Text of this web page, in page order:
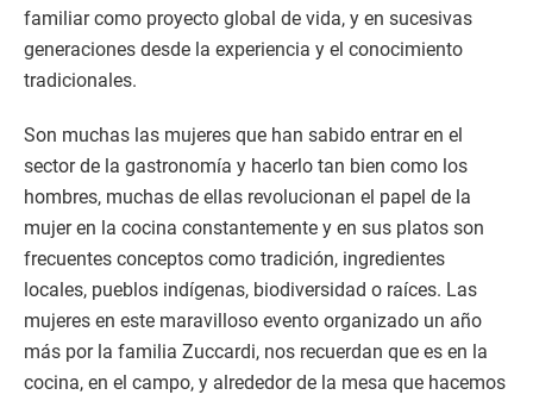
familiar como proyecto global de vida, y en sucesivas
generaciones desde la experiencia y el conocimiento
tradicionales.
Son muchas las mujeres que han sabido entrar en el
sector de la gastronomía y hacerlo tan bien como los
hombres, muchas de ellas revolucionan el papel de la
mujer en la cocina constantemente y en sus platos son
frecuentes conceptos como tradición, ingredientes
locales, pueblos indígenas, biodiversidad o raíces. Las
mujeres en este maravilloso evento organizado un año
más por la familia Zuccardi, nos recuerdan que es en la
cocina, en el campo, y alrededor de la mesa que hacemos